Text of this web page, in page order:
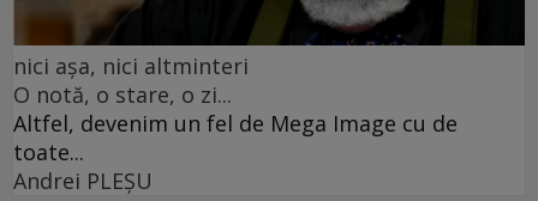
nici așa, nici altminteri
O notă, o stare, o zi...
Altfel, devenim un fel de Mega Image cu de
toate...
Andrei PLEŞU